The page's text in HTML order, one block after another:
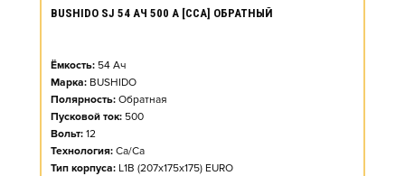
BUSHIDO SJ 54 АЧ 500 А [CCA] ОБРАТНЫЙ
Ёмкость: 54 Ач
Марка: BUSHIDO
Полярность: Обратная
Пусковой ток: 500
Вольт: 12
Технология: Ca/Ca
Тип корпуса: L1B (207x175x175) EURO